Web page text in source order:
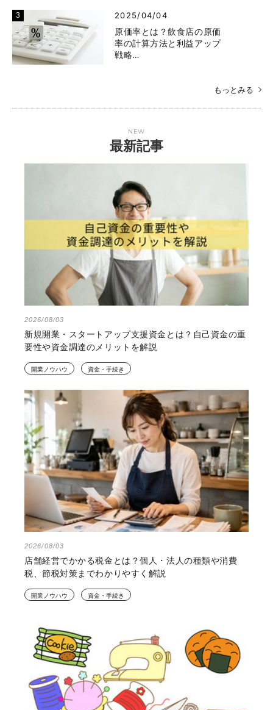
2025/04/04
原価率とは？飲食店の原価
率の計算方法と利益アップ
戦略…
もっとみる
NEW
最新記事
2026/08/03
新規開業・スタートアップ支援資金とは？自己資金の重
要性や資金調達のメリットを解説
開業ノウハウ 資金・手続き
2026/08/03
店舗経営でかかる税金とは？個人・法人の種類や消費
税、節税対策までわかりやすく解説
開業ノウハウ 資金・手続き